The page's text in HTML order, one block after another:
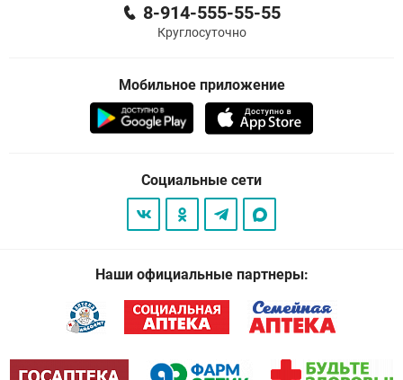
8-914-555-55-55
Круглосуточно
Мобильное приложение
Социальные сети
Наши официальные партнеры: